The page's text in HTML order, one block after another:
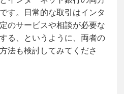
す。日常的な取引はインタ
のサービスや相談が必要な
る、というように、両者の
法も検討してみてくださ